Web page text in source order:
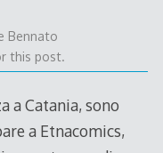
Bennato
this post.
a Catania, sono
a Etnacomics,